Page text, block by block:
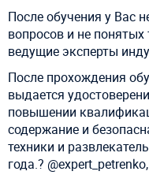
После обучения у Вас
вопросов и не
ведущие эксперты
После прохождения
выдается
повышении
содержание и
техники и
года.?